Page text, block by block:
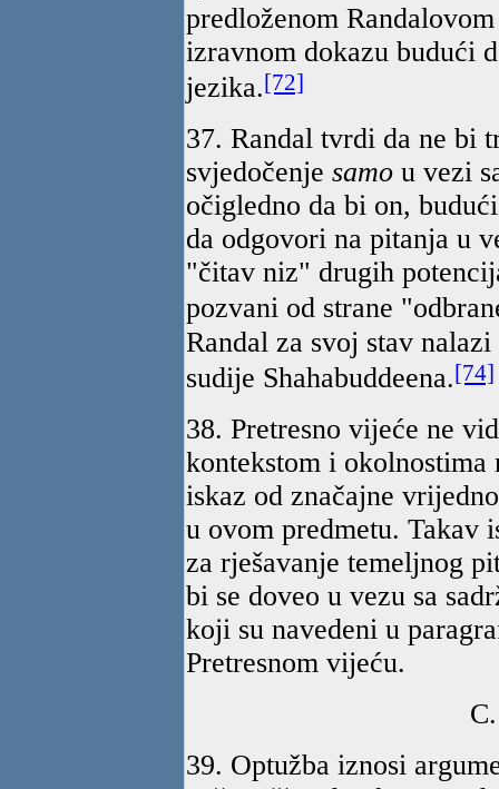
predloženom
izravnom dokazu budući
jezika.[72]
37. Randal tvrdi da ne bi
svjedočenje samo u vezi
očigledno da bi on,
da odgovori na pitanja u
"čitav niz" drugih
pozvani od strane
Randal za svoj stav
sudije Shahabuddeena.[74]
38. Pretresno vijeće ne
kontekstom i okolnostima
iskaz od značajne
u ovom predmetu. Takav
za rješavanje temeljnog
bi se doveo u vezu sa
koji su navedeni u
Pretresnom vijeću.
39. Optužba iznosi